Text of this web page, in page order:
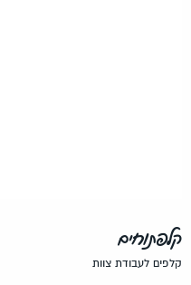
קלפתוחים
קלפים לעבודת צוות